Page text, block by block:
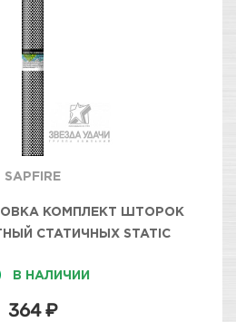
SAPFIRE
КОМПЛЕКТ ШТОРОК
СТАТИЧНЫХ STATIC
В НАЛИЧИИ
364 ₽